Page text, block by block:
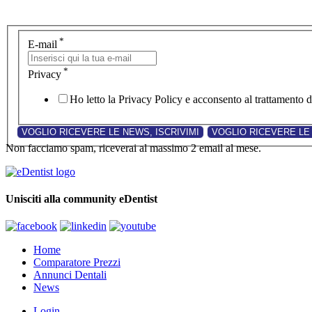
E-mail *
Privacy *
Ho letto la Privacy Policy e acconsento al trattamento
Non facciamo spam, riceverai al massimo 2 email al mese.
Unisciti alla community eDentist
Home
Comparatore Prezzi
Annunci Dentali
News